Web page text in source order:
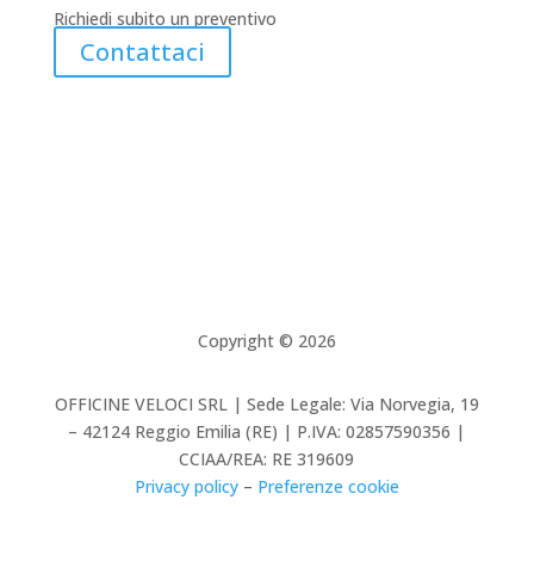
Richiedi subito un preventivo
Contattaci
Copyright © 2026
OFFICINE VELOCI SRL | Sede Legale: Via Norvegia, 19
– 42124 Reggio Emilia (RE) | P.IVA: 02857590356 |
CCIAA/REA: RE 319609
Privacy policy– Preferenze cookie